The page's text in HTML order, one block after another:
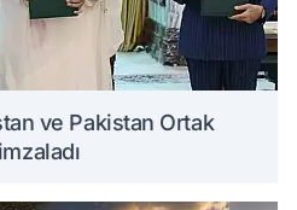
ve Pakistan Ortak